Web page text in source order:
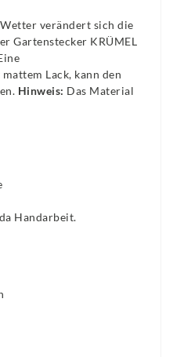
verändert sich die
Gartenstecker KRÜMEL
Lack, kann den
Hinweis: Das Material
Handarbeit.